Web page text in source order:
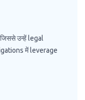
उन्हें legal
में leverage